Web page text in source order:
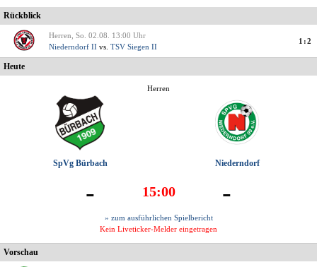
Rückblick
Herren, So. 02.08. 13:00 Uhr
Niederndorf II vs. TSV Siegen II
1:2
Heute
Herren
SpVg Bürbach Niederndorf
- 15:00 -
» zum ausführlichen Spielbericht
Kein Liveticker-Melder eingetragen
Vorschau